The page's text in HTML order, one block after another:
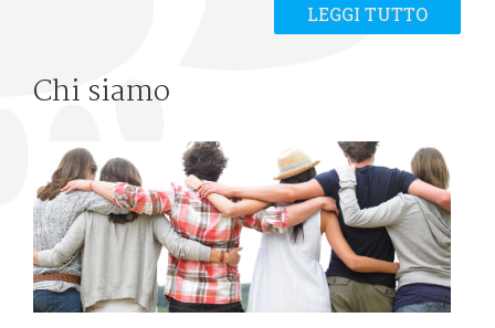
LEGGI TUTTO
Chi siamo